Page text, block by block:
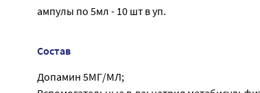
ампулы по 5мл - 10 шт в уп.
Состав
Допамин 5МГ/МЛ;